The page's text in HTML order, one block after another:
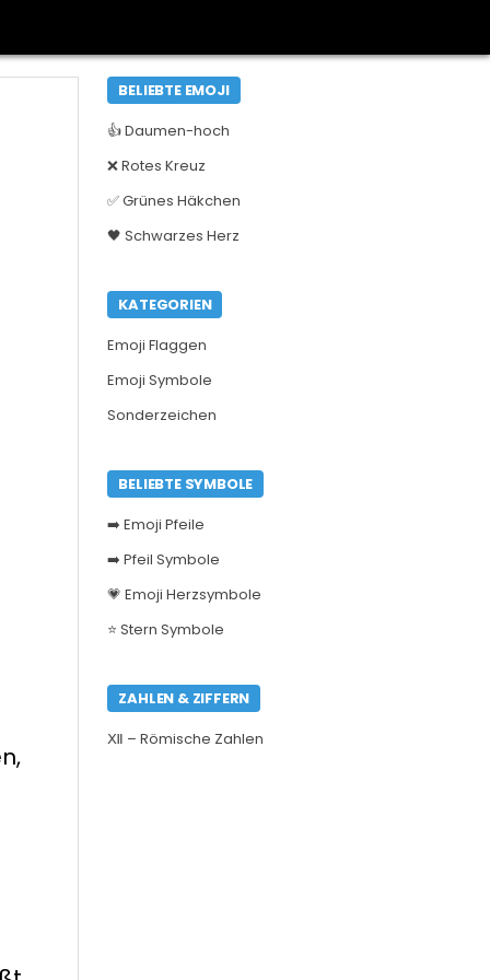
BELIEBTE EMOJI
👍 Daumen-hoch
❌ Rotes Kreuz
✅ Grünes Häkchen
🖤 Schwarzes Herz
KATEGORIEN
Emoji Flaggen
Emoji Symbole
Sonderzeichen
BELIEBTE SYMBOLE
➡️ Emoji Pfeile
➡️ Pfeil Symbole
💗 Emoji Herzsymbole
⭐ Stern Symbole
ZAHLEN & ZIFFERN
Ⅻ – Römische Zahlen